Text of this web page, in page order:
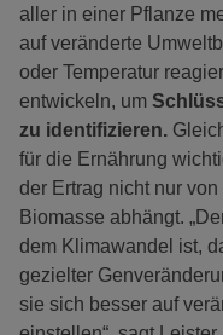
aller in einer Pflanze
auf veränderte
oder Temperatur
entwickeln, um
zu identifizieren.
für die Ernährung
der Ertrag nicht nur
Biomasse abhängt.
dem Klimawandel ist,
gezielter
sie sich besser auf